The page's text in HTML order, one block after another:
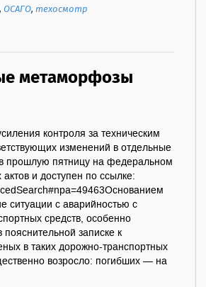
,ОСАГО,техосмотр
метаморфозы
контроля за техническим
изменений в отдельные
прошлую пятницу на федеральном
и доступен по ссылке:
ситуации с аварийностью с
средств, особенно
пояснительной записке к
в таких дорожно-транспортных
возросло: погибших — на